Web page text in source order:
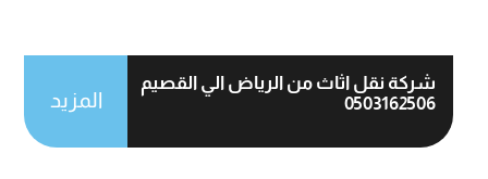
شركة نقل اثاث من الرياض الي القصيم
0503162506
المزيد